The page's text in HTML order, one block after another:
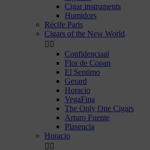
Cigar instruments
Humidors
Récife Paris
Cigars of the New World
 
Confidenciaal
Flor de Copan
El Septimo
Gerard
Horacio
VegaFina
The Only One Cigars
Arturo Fuente
Plasencia
Horacio
 